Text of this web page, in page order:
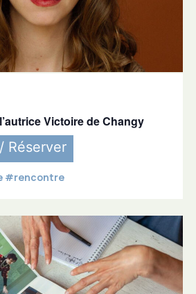
Victoire de Changy
Réserver
#rencontre